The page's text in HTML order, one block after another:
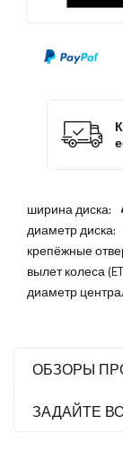
ширина диска:
диаметр диска:
крепёжные
вылет колеса
диаметр
ОБЗОРЫ
ЗАДАЙТЕ